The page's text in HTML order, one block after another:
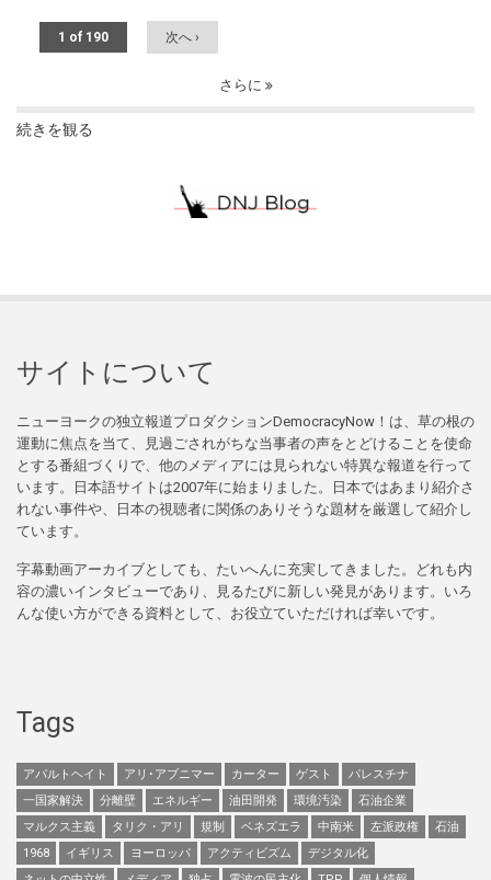
1 of 190 次へ ›
さらに
続きを観る
サイトについて
ニューヨークの独立報道プロダクションDemocracyNow！は、草の根の
運動に焦点を当て、見過ごされがちな当事者の声をとどけることを使命
とする番組づくりで、他のメディアには見られない特異な報道を行って
います。日本語サイトは2007年に始まりました。日本ではあまり紹介さ
れない事件や、日本の視聴者に関係のありそうな題材を厳選して紹介し
ています。
字幕動画アーカイブとしても、たいへんに充実してきました。どれも内
容の濃いインタビューであり、見るたびに新しい発見があります。いろ
んな使い方ができる資料として、お役立ていただければ幸いです。
Tags
アパルトヘイト アリ･アブニマー カーター ゲスト
パレスチナ
一国家解決
分離壁 エネルギー 油田開発 環境汚染
石油企業
マルクス主義
タリク・アリ 規制 ベネズエラ 中南米 左派政権
石油
1968
イギリス ヨーロッパ アクティビズム
デジタル化